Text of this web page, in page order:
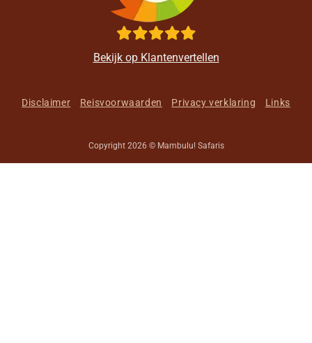
Bekijk op Klantenvertellen
Disclaimer Reisvoorwaarden Privacy verklaring Links
Copyright 2026 © Mambulu! Safaris